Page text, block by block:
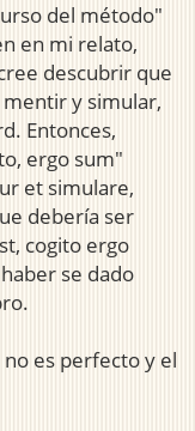
del método"
en mi relato,
descubrir que
y simular,
Entonces,
ergo sum"
et simulare,
debería ser
cogito ergo
se dado
es perfecto y el